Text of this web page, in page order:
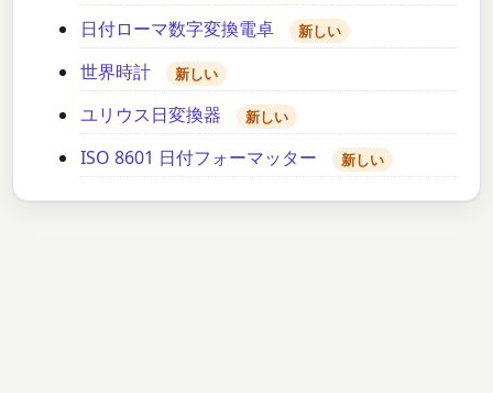
日付ローマ数字変換電卓 新しい
世界時計 新しい
ユリウス日変換器 新しい
ISO 8601 日付フォーマッター 新しい